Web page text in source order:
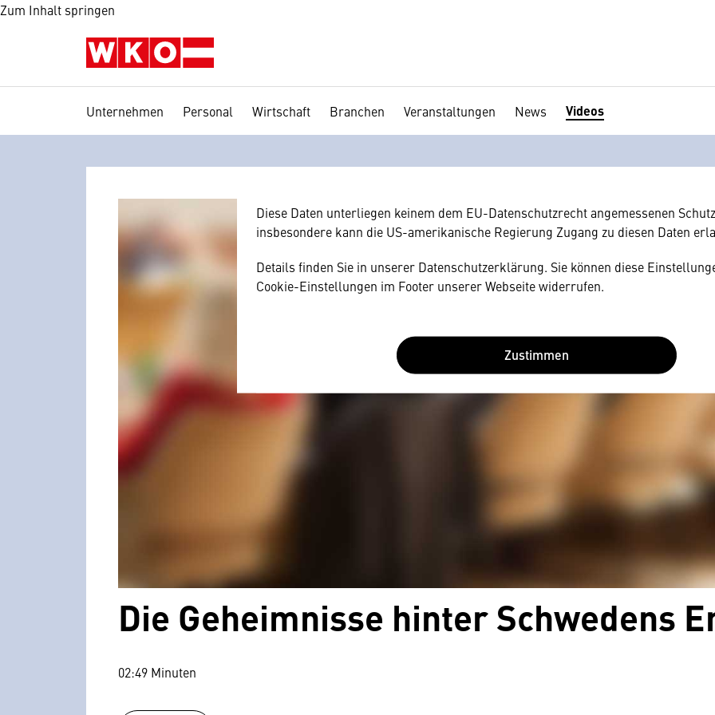
Zum Inhalt springen
Unternehmen Personal Wirtschaft Branchen Veranstaltungen News Videos
Wir benötigen Ihre Zustimmung
Diese Daten unterliegen keinem dem EU-Datenschutzrecht angemessenen
insbesondere kann die US-amerikanische Regierung Zugang zu diesen Daten
Details finden Sie in unserer Datenschutzerklärung. Sie können diese
Cookie-Einstellungen im Footer unserer Webseite widerrufen.
Zustimmen
Die Geheimnisse hinter Schwedens
02:49 Minuten